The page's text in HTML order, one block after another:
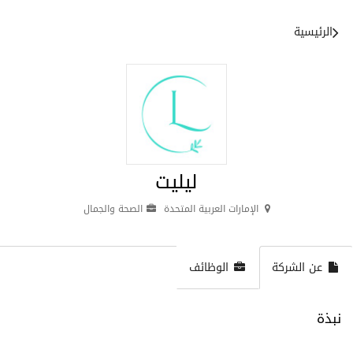
الرئيسية
ليليت
الإمارات العربية المتحدة الصحة والجمال
عن الشركة الوظائف
نبذة